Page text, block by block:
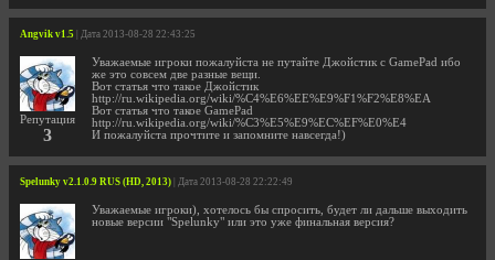
Angvik v1.5 | Дата 2013-08-28 22:43:25
Репутация
3
Уважаемые игроки пожалуйста не путайте Джойстик с GamePad ибо
же это совсем две разные вещи.
Вот статья что такое Джойстик
http://ru.wikipedia.org/wiki/%C4%E6%EE%E9%F1%F2%E8%EA
Вот статья что такое GamePad
http://ru.wikipedia.org/wiki/%C3%E5%E9%EC%EF%E0%E4
И пожалуйста прочтите и запомните навсегда!)
Spelunky v2.1.0.9 RUS (HD, 2013) | Дата 2013-08-28 22:22:49
Уважаемые игроки), хотелось бы спросить, будет ли дальше выходить
новые версии "Spelunky" или это уже финальная версия?